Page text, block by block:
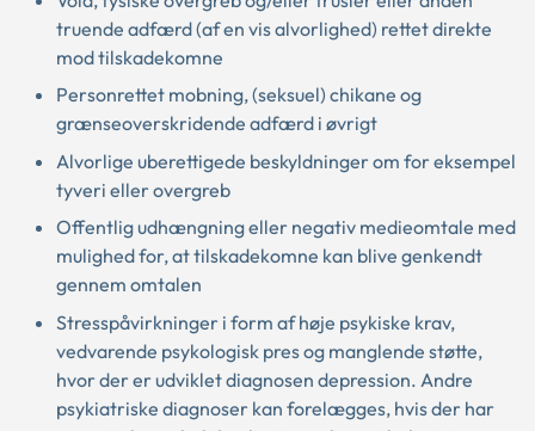
truende adfærd (af en vis alvorlighed) rettet direkte
mod tilskadekomne
Personrettet mobning, (seksuel) chikane og
grænseoverskridende adfærd i øvrigt
Alvorlige uberettigede beskyldninger om for eksempel
tyveri eller overgreb
Offentlig udhængning eller negativ medieomtale med
mulighed for, at tilskadekomne kan blive genkendt
gennem omtalen
Stresspåvirkninger i form af høje psykiske krav,
vedvarende psykologisk pres og manglende støtte,
hvor der er udviklet diagnosen depression. Andre
psykiatriske diagnoser kan forelægges, hvis der har